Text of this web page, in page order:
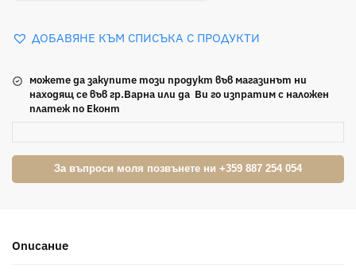
ДОБАВЯНЕ КЪМ СПИСЪКА С ПРОДУКТИ
можете да закупите този продукт във магазинът ни
находящ се във гр.Варна или да Ви го изпратим с наложен
платеж по Еконт
За въпроси моля позвънете ни +359 887 254 054
Описание